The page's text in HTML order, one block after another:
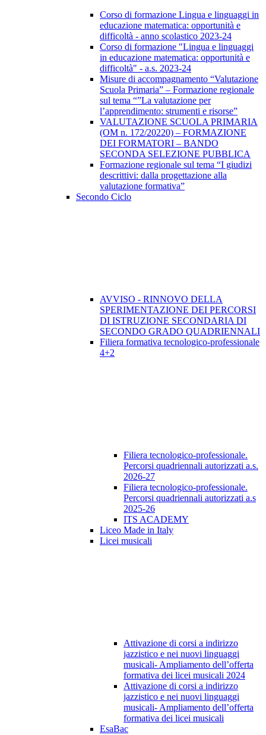
Corso di formazione Lingua e linguaggi in
educazione matematica: opportunità e
difficoltà - anno scolastico 2023-24
Corso di formazione "Lingua e linguaggi
in educazione matematica: opportunità e
difficoltà" - a.s. 2023-24
Misure di accompagnamento “Valutazione
Scuola Primaria” – Formazione regionale
sul tema “”La valutazione per
l’apprendimento: strumenti e risorse”
VALUTAZIONE SCUOLA PRIMARIA
(OM n. 172/20220) – FORMAZIONE
DEI FORMATORI – BANDO
SECONDA SELEZIONE PUBBLICA
Formazione regionale sul tema “I giudizi
descrittivi: dalla progettazione alla
valutazione formativa”
Secondo Ciclo
AVVISO - RINNOVO DELLA
SPERIMENTAZIONE DEI PERCORSI
DI ISTRUZIONE SECONDARIA DI
SECONDO GRADO QUADRIENNALI
Filiera formativa tecnologico-professionale
4+2
Filiera tecnologico-professionale.
Percorsi quadriennali autorizzati a.s.
2026-27
Filiera tecnologico-professionale.
Percorsi quadriennali autorizzati a.s
2025-26
ITS ACADEMY
Liceo Made in Italy
Licei musicali
Attivazione di corsi a indirizzo
jazzistico e nei nuovi linguaggi
musicali- Ampliamento dell’offerta
formativa dei licei musicali 2024
Attivazione di corsi a indirizzo
jazzistico e nei nuovi linguaggi
musicali- Ampliamento dell’offerta
formativa dei licei musicali
EsaBac